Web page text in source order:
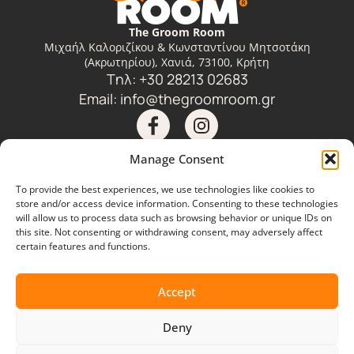
Manage Consent
To provide the best experiences, we use technologies like cookies to
store and/or access device information. Consenting to these technologies
will allow us to process data such as browsing behavior or unique IDs on
this site. Not consenting or withdrawing consent, may adversely affect
certain features and functions.
Accept
Deny
The Groom Room
Μιχαήλ Καλοριζίκου & Κωνσταντίνου Μητσοτάκη
(Ακρωτηρίου), Χανιά, 73100, Κρήτη
Tηλ: +30 28213 02683
Email: info@thegroomroom.gr
ΑΡΧΙΚΉ
ΥΠΗΡΕΣΊΕΣ
ΣΧΕΤΙΚΆ ΜΕ ΕΜΆΣ
BLOG
INFO​
ΕΠΙΚΟΙΝΩΝΊΑ
ΠΟΛΙΤΙΚΉ
Email